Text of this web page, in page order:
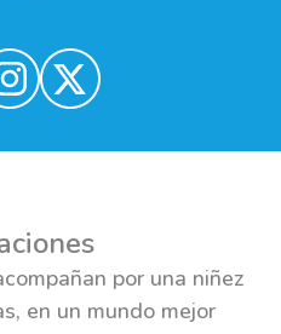
por una niñez
en un mundo mejor